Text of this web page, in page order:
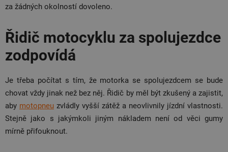
za žádných okolností dovoleno.
Řidič motocyklu za spolujezdce
zodpovídá
Je třeba počítat s tím, že motorka se spolujezdcem se bude
chovat vždy jinak než bez něj. Řidič by měl být zkušený a zajistit,
aby motopneu zvládly vyšší zátěž a neovlivnily jízdní vlastnosti.
Stejně jako s jakýmkoli jiným nákladem není od věci gumy
mírně přifouknout.